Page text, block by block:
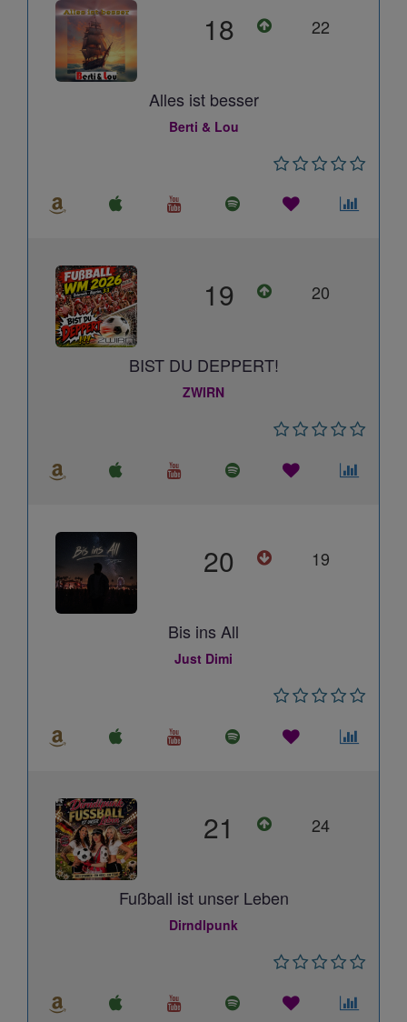
18 22
Alles ist besser
Berti & Lou
19 20
BIST DU DEPPERT!
ZWIRN
20 19
Bis ins All
Just Dimi
21 24
Fußball ist unser Leben
Dirndlpunk